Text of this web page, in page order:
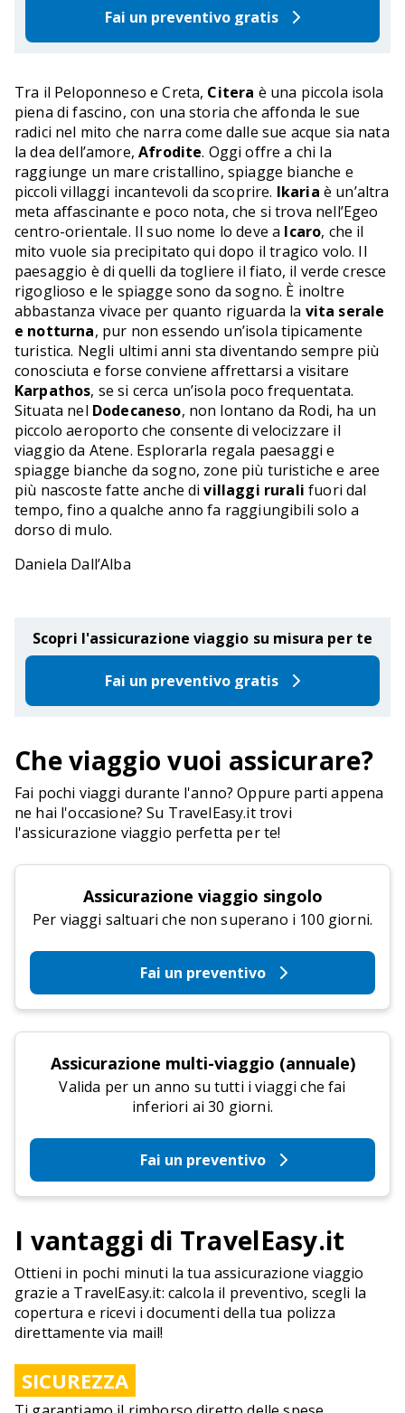
Fai un preventivo gratis
Tra il Peloponneso e Creta, Citera è una piccola isola
piena di fascino, con una storia che affonda le sue
radici nel mito che narra come dalle sue acque sia nata
la dea dell’amore,Afrodite. Oggi offre a chi la
raggiunge un mare cristallino, spiagge bianche e
piccoli villaggi incantevoli da scoprire. Ikaria è un’altra
meta affascinante e poco nota, che si trova nell’Egeo
centro-orientale. Il suo nome lo deve a Icaro, che il
mito vuole sia precipitato qui dopo il tragico volo. Il
paesaggio è di quelli da togliere il fiato, il verde cresce
rigoglioso e le spiagge sono da sogno. È inoltre
abbastanza vivace per quanto riguarda la vita serale
e notturna, pur non essendo un’isola tipicamente
turistica. Negli ultimi anni sta diventando sempre più
conosciuta e forse conviene affrettarsi a visitare
Karpathos, se si cerca un’isola poco frequentata.
Situata nel Dodecaneso, non lontano da Rodi, ha un
piccolo aeroporto che consente di velocizzare il
viaggio da Atene. Esplorarla regala paesaggi e
spiagge bianche da sogno, zone più turistiche e aree
più nascoste fatte anche divillaggi rurali fuori dal
tempo, fino a qualche anno fa raggiungibili solo a
dorso di mulo.
Daniela Dall’Alba
Scopri l'assicurazione viaggio su misura per te
Fai un preventivo gratis
Che viaggio vuoi assicurare?
Fai pochi viaggi durante l'anno? Oppure parti appena
ne hai l'occasione? Su TravelEasy.it trovi
l'assicurazione viaggio perfetta per te!
Assicurazione viaggio singolo
Per viaggi saltuari che non superano i 100 giorni.
Fai un preventivo
Assicurazione multi-viaggio (annuale)
Valida per un anno su tutti i viaggi che fai
inferiori ai 30 giorni.
Fai un preventivo
I vantaggi di TravelEasy.it
Ottieni in pochi minuti la tua assicurazione viaggio
grazie a TravelEasy.it: calcola il preventivo, scegli la
copertura e ricevi i documenti della tua polizza
direttamente via mail!
SICUREZZA